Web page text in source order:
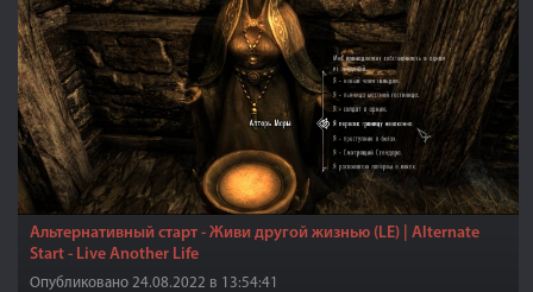
Альтернативный старт - Живи другой жизнью (LE) | Alternate
Start - Live Another Life
Опубликовано 24.08.2022 в 13:54:41